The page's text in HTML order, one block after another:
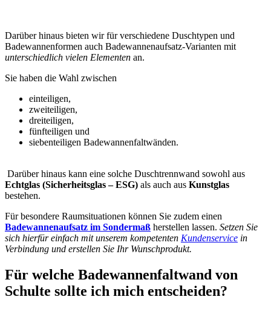
Darüber hinaus bieten wir für verschiedene Duschtypen und
Badewannenformen auch Badewannenaufsatz-Varianten mit
unterschiedlich vielen Elementen an.
Sie haben die Wahl zwischen
einteiligen,
zweiteiligen,
dreiteiligen,
fünfteiligen und
siebenteiligen Badewannenfaltwänden.
Darüber hinaus kann eine solche Duschtrennwand sowohl aus
Echtglas (Sicherheitsglas – ESG) als auch aus Kunstglas
bestehen.
Für besondere Raumsituationen können Sie zudem einen
Badewannenaufsatz im Sondermaß herstellen lassen. Setzen Sie
sich hierfür einfach mit unserem kompetenten Kundenservice in
Verbindung und erstellen Sie Ihr Wunschprodukt.
Für welche Badewannenfaltwand von
Schulte sollte ich mich entscheiden?